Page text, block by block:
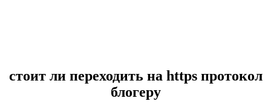
стоит ли переходить на https протокол
блогеру